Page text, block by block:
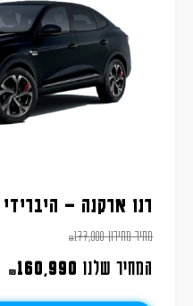
רנו ארקנה – היברידי –
מחיר מחירון ₪177,900
המחיר שלנו ₪160,990